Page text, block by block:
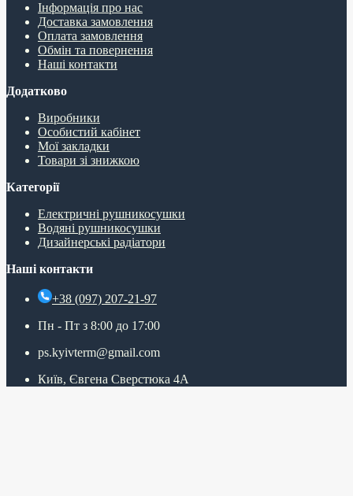
Інформація про нас
Доставка замовлення
Оплата замовлення
Обмін та повернення
Наші контакти
Додатково
Виробники
Особистий кабінет
Мої закладки
Товари зі знижкою
Категорії
Електричні рушникосушки
Водяні рушникосушки
Дизайнерські радіатори
Наші контакти
+38 (097) 207-21-97
Пн - Пт з 8:00 до 17:00
ps.kyivterm@gmail.com
Київ, Євгена Сверстюка 4А